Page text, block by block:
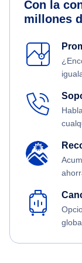
Con la
millones